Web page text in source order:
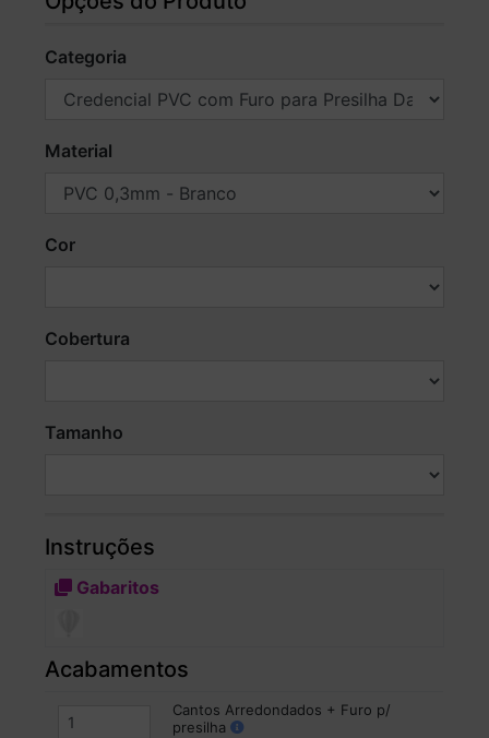
Categoria
Material
Cor
Cobertura
Tamanho
Instruções
Gabaritos
Acabamentos
Cantos Arredondados + Furo p/
presilha